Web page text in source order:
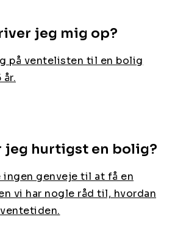
jeg mig op?
på ventelisten til en bolig
jeg hurtigst en bolig?
ingen genveje til at få en
vi har nogle råd til, hvordan